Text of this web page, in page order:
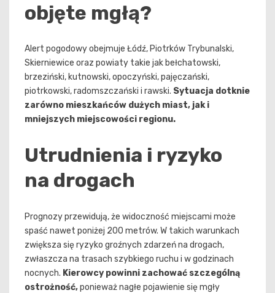
objęte mgłą?
Alert pogodowy obejmuje Łódź, Piotrków Trybunalski,
Skierniewice oraz powiaty takie jak bełchatowski,
brzeziński, kutnowski, opoczyński, pajęczański,
piotrkowski, radomszczański i rawski. Sytuacja dotknie
zarówno mieszkańców dużych miast, jak i
mniejszych miejscowości regionu.
Utrudnienia i ryzyko
na drogach
Prognozy przewidują, że widoczność miejscami może
spaść nawet poniżej 200 metrów. W takich warunkach
zwiększa się ryzyko groźnych zdarzeń na drogach,
zwłaszcza na trasach szybkiego ruchu i w godzinach
nocnych. Kierowcy powinni zachować szczególną
ostrożność,ponieważ nagłe pojawienie się mgły